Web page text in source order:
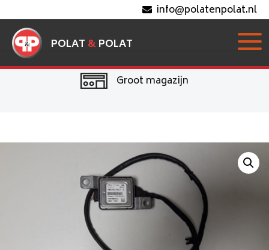
info@polatenpolat.nl
POLAT & POLAT
Ruim assortiment